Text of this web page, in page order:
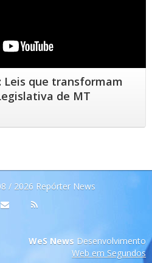
que transformam
de MT
/ 2026 Repórter News
WeS News Desenvolvimento
Web em Segundos